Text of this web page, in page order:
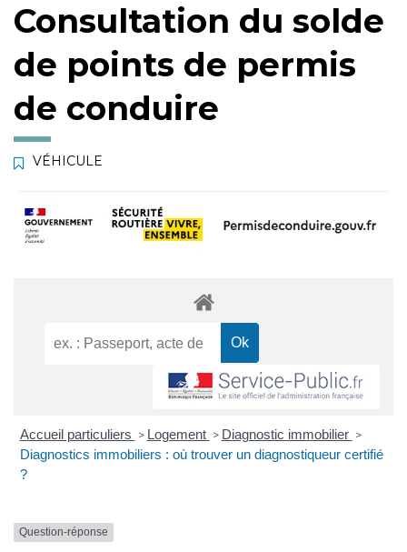
Consultation du solde
de points de permis
de conduire
VÉHICULE
Accueil particuliers > Logement > Diagnostic immobilier >
Diagnostics immobiliers : où trouver un diagnostiqueur certifié
?
Question-réponse